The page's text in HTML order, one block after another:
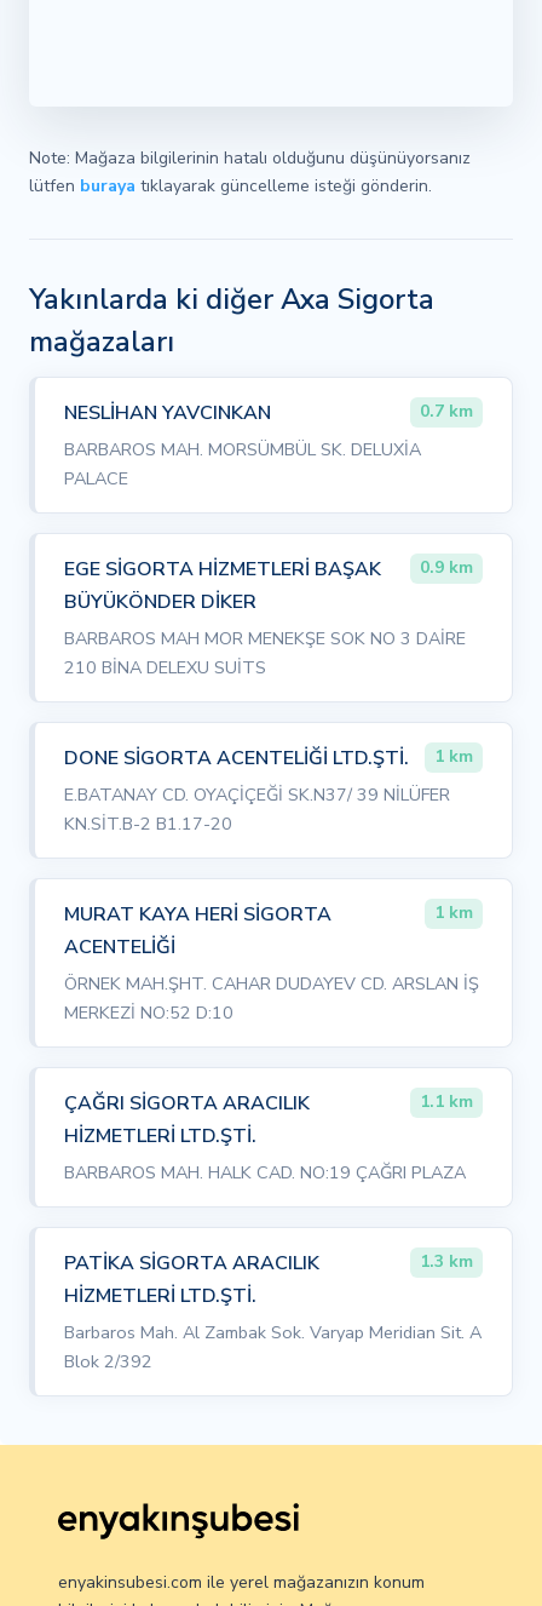
Note: Mağaza bilgilerinin hatalı olduğunu düşünüyorsanız
lütfen buraya tıklayarak güncelleme isteği gönderin.
Yakınlarda ki diğer Axa Sigorta
mağazaları
NESLİHAN YAVCINKAN 0.7 km
BARBAROS MAH. MORSÜMBÜL SK. DELUXİA
PALACE
EGE SİGORTA HİZMETLERİ BAŞAK
BÜYÜKÖNDER DİKER
0.9 km
BARBAROS MAH MOR MENEKŞE SOK NO 3 DAİRE
210 BİNA DELEXU SUİTS
DONE SİGORTA ACENTELİĞİ LTD.ŞTİ. 1 km
E.BATANAY CD. OYAÇİÇEĞİ SK.N37/ 39 NİLÜFER
KN.SİT.B-2 B1.17-20
MURAT KAYA HERİ SİGORTA
ACENTELİĞİ
1 km
ÖRNEK MAH.ŞHT. CAHAR DUDAYEV CD. ARSLAN İŞ
MERKEZİ NO:52 D:10
ÇAĞRI SİGORTA ARACILIK
HİZMETLERİ LTD.ŞTİ.
1.1 km
BARBAROS MAH. HALK CAD. NO:19 ÇAĞRI PLAZA
PATİKA SİGORTA ARACILIK
HİZMETLERİ LTD.ŞTİ.
1.3 km
Barbaros Mah. Al Zambak Sok. Varyap Meridian Sit. A
Blok 2/392
enyakinsubesi.com ile yerel mağazanızın konum